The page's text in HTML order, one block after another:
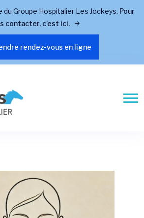
du Groupe Hospitalier Les Jockeys. Pour
contacter, c'est ici.
rendez-vous en ligne